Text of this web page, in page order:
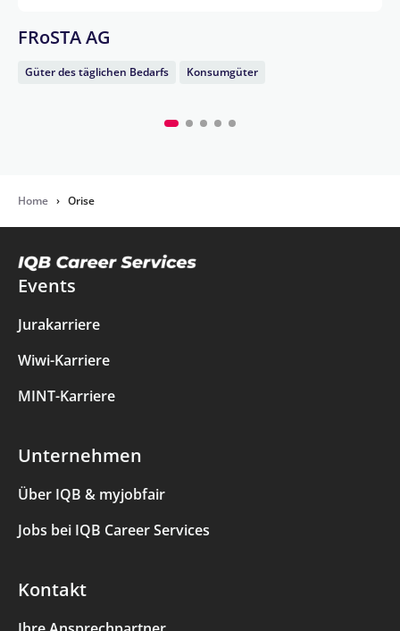
FRoSTA AG
Güter des täglichen Bedarfs Konsumgüter
Home › Orise
Events
Jurakarriere
Wiwi-Karriere
MINT-Karriere
Unternehmen
Über IQB & myjobfair
Jobs bei IQB Career Services
Kontakt